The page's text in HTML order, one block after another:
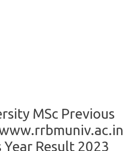
MSc Previous
Year Result 2023